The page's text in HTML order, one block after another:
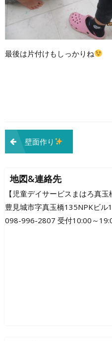
最後は片付けもしっかりね
投
稿
ナ
ビ
ゲ
壁面作り
地図&連絡先
【児童デイサービスまはろ真玉
豊見城市字真玉橋135NPKビル
098-996-2807 受付10:00～